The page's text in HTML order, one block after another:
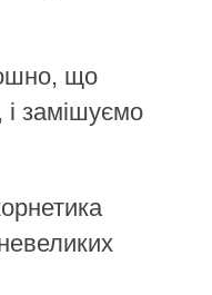
що
і замішуємо